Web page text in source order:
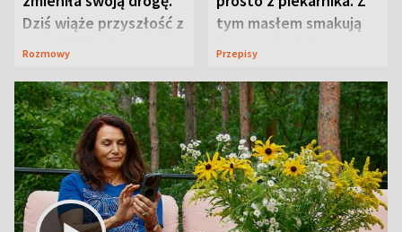
Dziś wiąże przyszłość z
neurobiologią
Rozmowy
tym masłem smakują
jeszcze lepiej
Przepisy